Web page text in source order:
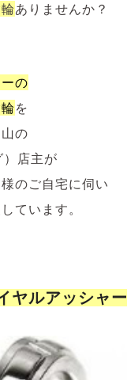
ありませんか？
の
を
の
）店主が
のご自宅に伺い
ています。
ヤルアッシャー